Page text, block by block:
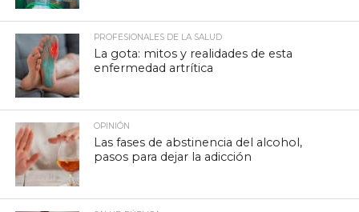
PROFESIONALES DE LA SALUD
La gota: mitos y realidades de esta
enfermedad artrítica
OPINIÓN
Las fases de abstinencia del alcohol,
pasos para dejar la adicción